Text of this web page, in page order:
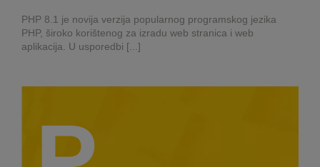
PHP 8.1 je novija verzija popularnog programskog jezika
PHP, široko korištenog za izradu web stranica i web
aplikacija. U usporedbi [...]